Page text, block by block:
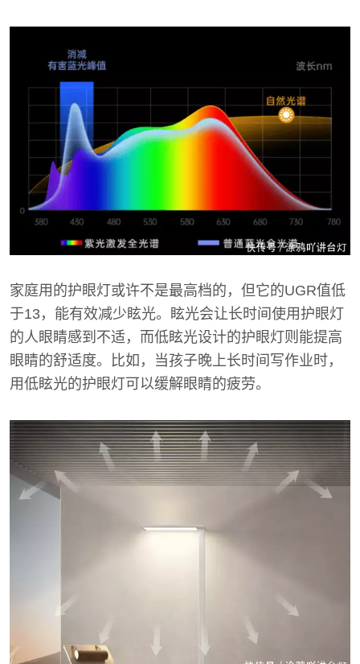
家庭用的护眼灯或许不是最高档的，但它的UGR值低
于13，能有效减少眩光。眩光会让长时间使用护眼灯
的人眼睛感到不适，而低眩光设计的护眼灯则能提高
眼睛的舒适度。比如，当孩子晚上长时间写作业时，
用低眩光的护眼灯可以缓解眼睛的疲劳。